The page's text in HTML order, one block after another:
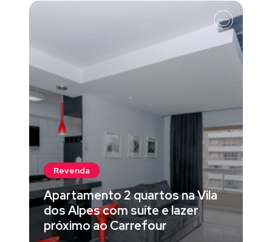
Revenda
Apartamento 2 quartos na Vila
dos Alpes com suíte e lazer
próximo ao Carrefour